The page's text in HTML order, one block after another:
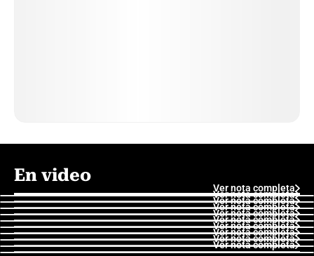
En video
Ver nota completa
Ver nota completa
Ver nota completa
Ver nota completa
Ver nota completa
Ver nota completa
Ver nota completa
Ver nota completa
Ver nota completa
Ver nota completa